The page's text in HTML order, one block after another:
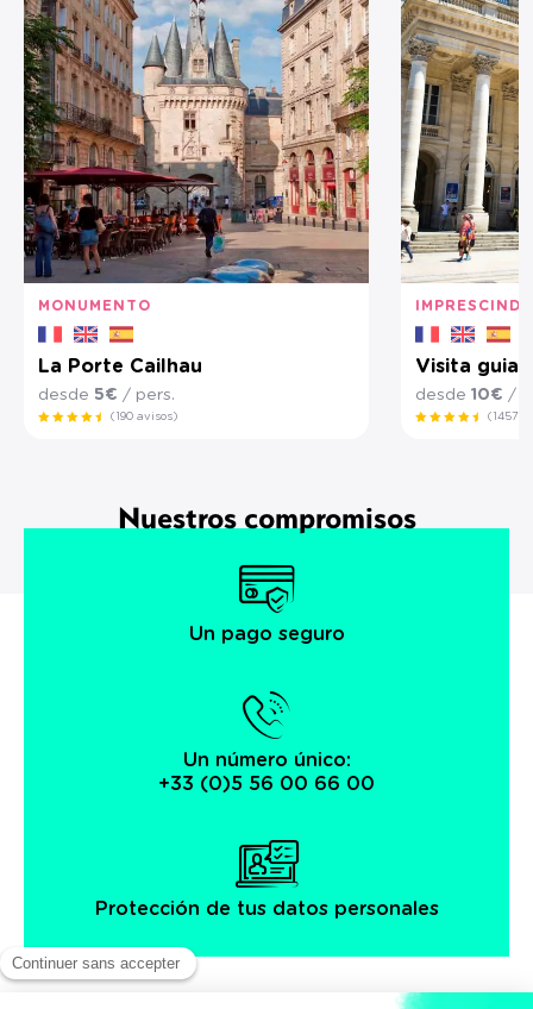
MONUMENTO
La Porte Cailhau
desde 5€ / pers.
(190 avisos)
Visita
desde10€ /
(1457
Nuestros compromisos
Un pago seguro
Un número único:
+33 (0)5 56 00 66 00
Protección de tus datos personales